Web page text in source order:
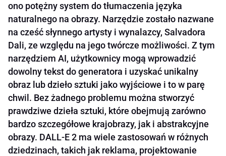
ono potężny system do tłumaczenia języka
naturalnego na obrazy. Narzędzie zostało nazwane
na cześć słynnego artysty i wynalazcy, Salvadora
Dali, ze względu na jego twórcze możliwości. Z tym
narzędziem AI, użytkownicy mogą wprowadzić
dowolny tekst do generatora i uzyskać unikalny
obraz lub dzieło sztuki jako wyjściowe i to w parę
chwil. Bez żadnego problemu można stworzyć
prawdziwe dzieła sztuki, które obejmują zarówno
bardzo szczegółowe krajobrazy, jak i abstrakcyjne
obrazy. DALL-E 2 ma wiele zastosowań w różnych
dziedzinach, takich jak reklama, projektowanie